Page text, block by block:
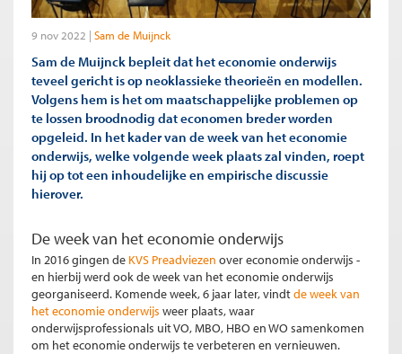
9 nov 2022 Sam de Muijnck
Sam de Muijnck bepleit dat het economie onderwijs
teveel gericht is op neoklassieke theorieën en modellen.
Volgens hem is het om maatschappelijke problemen op
te lossen broodnodig dat economen breder worden
opgeleid. In het kader van de week van het economie
onderwijs, welke volgende week plaats zal vinden, roept
hij op tot een inhoudelijke en empirische discussie
hierover.
De week van het economie onderwijs
In 2016 gingen de KVS Preadviezen over economie onderwijs -
en hierbij werd ook de week van het economie onderwijs
georganiseerd. Komende week, 6 jaar later, vindtde week van
het economie onderwijs weer plaats, waar
onderwijsprofessionals uit VO, MBO, HBO en WO samenkomen
om het economie onderwijs te verbeteren en vernieuwen.